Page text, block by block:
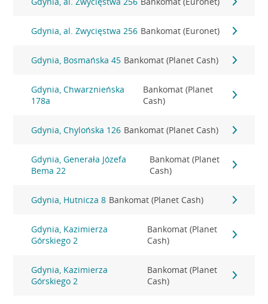
Gdynia, al. Zwycięstwa 256 Bankomat (Euronet)
Gdynia, Bosmańska 45 Bankomat (Planet Cash)
Gdynia, Chwarznieńska
178a
Bankomat (Planet
Cash)
Gdynia, Chylońska 126 Bankomat (Planet Cash)
Gdynia, Generała Józefa
Bema 22
Bankomat (Planet
Cash)
Gdynia, Hutnicza 8 Bankomat (Planet Cash)
Gdynia, Kazimierza
Górskiego 2
Bankomat (Planet
Cash)
Gdynia, Kazimierza
Górskiego 2
Bankomat (Planet
Cash)